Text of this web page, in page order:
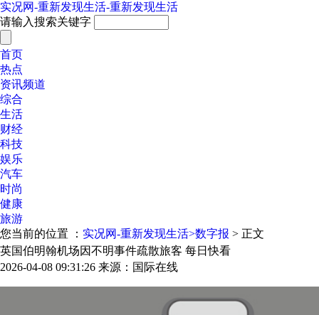
实况网-重新发现生活-重新发现生活
请输入搜索关键字
首页
热点
资讯频道
综合
生活
财经
科技
娱乐
汽车
时尚
健康
旅游
您当前的位置 ： 实况网-重新发现生活>数字报 > 正文
英国伯明翰机场因不明事件疏散旅客 每日快看
2026-04-08 09:31:26 来源：国际在线